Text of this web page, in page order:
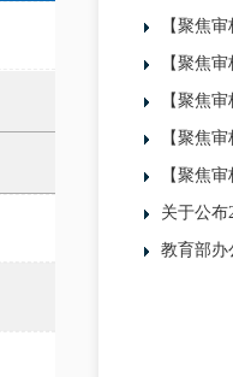
【聚焦
【聚焦
【聚焦
【聚焦
【聚焦
关于公布
教育部办